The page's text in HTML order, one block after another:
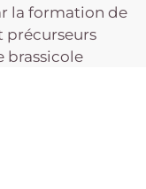
la formation de
précurseurs
brassicole